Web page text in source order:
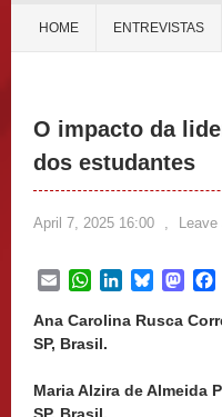
HOME ENTREVISTAS
O impacto da
dos estudantes
April 7, 2025 16:00 ,
EmailWhatsApp
LinkedInBluesky
Ana Carolina Rusca
SP, Brasil.
Maria Alzira de Almeida